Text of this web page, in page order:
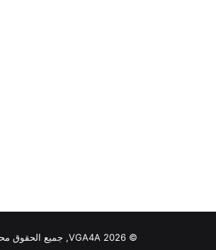
© VGA4A 2026, جميع الحقوق محفوظة